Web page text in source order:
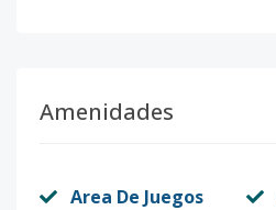
Amenidades
Area De Juegos